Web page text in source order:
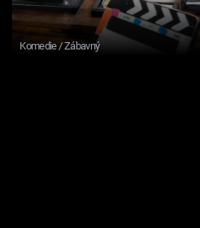
Komedie / Zábavný